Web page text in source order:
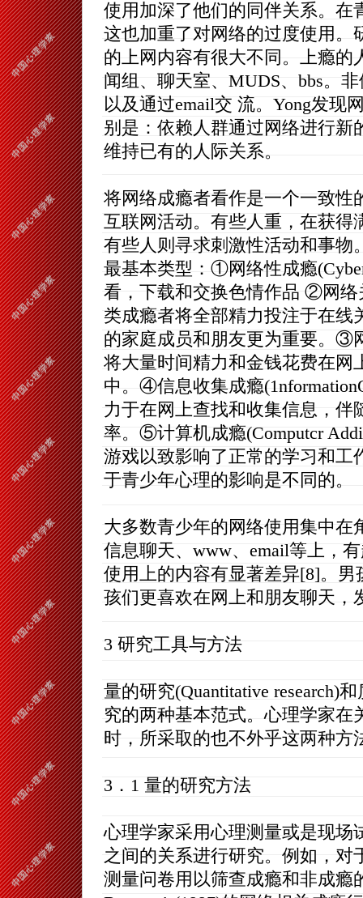
使用加深了他们的同伴关系。在
这也加重了对网络的过度使用。
的上网内容有很大不同。上瘾的
闻组、聊天室、MUDS、bbs。
以及通过email交 流。Yong发现
别是：依赖人群通过网络进行新
维持已有的人际关系。
将网络成瘾者看作是一个一致性
互联网活动。有些人重，在获得
有些人则寻求刺激性活动和事物
最基本类型：①网络性成瘾
看，下载和交换色情作品 ②网络
类成瘾者将全部精力投注于在线
的家庭成员和朋友更为重要。③
将大量时间精力和金钱花费在网
中。④信息收集成瘾
力于在网上查找和收集信息，
率。⑤计算机成瘾(Computcr
游戏以致影响了正常的学习和工
于青少年心理的影响是不同的。
大多数青少年的网络使用集中在
信息聊天、www、email等上，
使用上的内容有显著差异[8]。
孩们更喜欢在网上和朋友聊天，
3 研究工具与方法
量的研究(Quantitative research)
究的两种基本范式。心理学家在
时，所采取的也不外乎这两种方
3．1 量的研究方法
心理学家采用心理测量或是现场
之间的关系进行研究。例如，
测量问卷用以筛查成瘾和非成瘾